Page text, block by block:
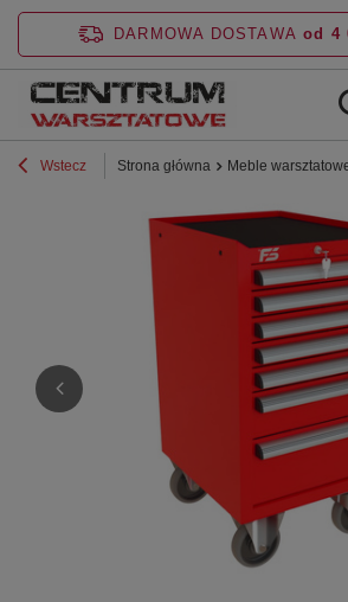
DARMOWA DOSTAWA od 4
Wstecz Strona główna Meble